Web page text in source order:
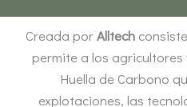
Creada porAlltech
permite a los
Huella de Carbono
explotaciones, las